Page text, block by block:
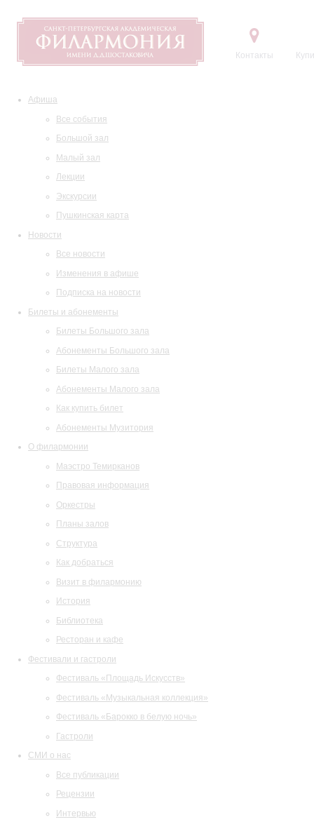
Контакты
Афиша
Все события
Большой зал
Малый зал
Лекции
Экскурсии
Пушкинская карта
Новости
Все новости
Изменения в афише
Подписка на новости
Билеты и абонементы
Билеты Большого зала
Абонементы Большого зала
Билеты Малого зала
Абонементы Малого зала
Как купить билет
Абонементы Музитория
О филармонии
Маэстро Темирканов
Правовая информация
Оркестры
Планы залов
Структура
Как добраться
Визит в филармонию
История
Библиотека
Ресторан и кафе
Фестивали и гастроли
Фестиваль «Площадь Искусств»
Фестиваль «Музыкальная коллекция»
Фестиваль «Барокко в белую ночь»
Гастроли
СМИ о нас
Все публикации
Рецензии
Интервью